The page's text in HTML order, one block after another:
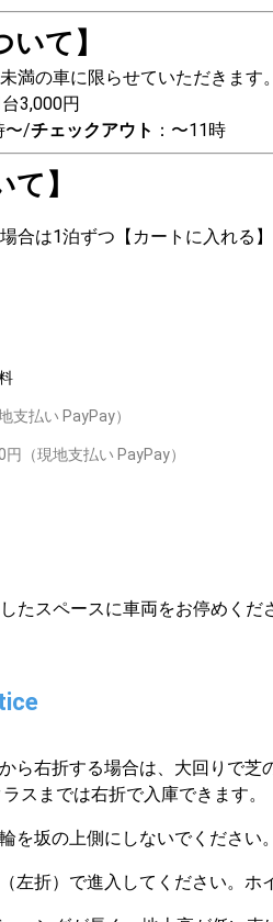
いて】
満の車に限らせていただきます
3,000円
〜/チェックアウト ：〜11時
て】
合は1泊ずつ【カートに入れる
支払い PayPay）
（現地支払い PayPay）
たスペースに車両をお停めくだ
ら右折する場合は、大回りで芝
スまでは右折で入庫できます。
を坂の上側にしないでください
左折）で進入してください。ホ